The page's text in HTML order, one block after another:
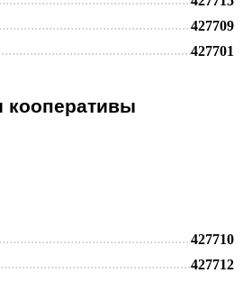
427709
427701
кооперативы
427710
427712